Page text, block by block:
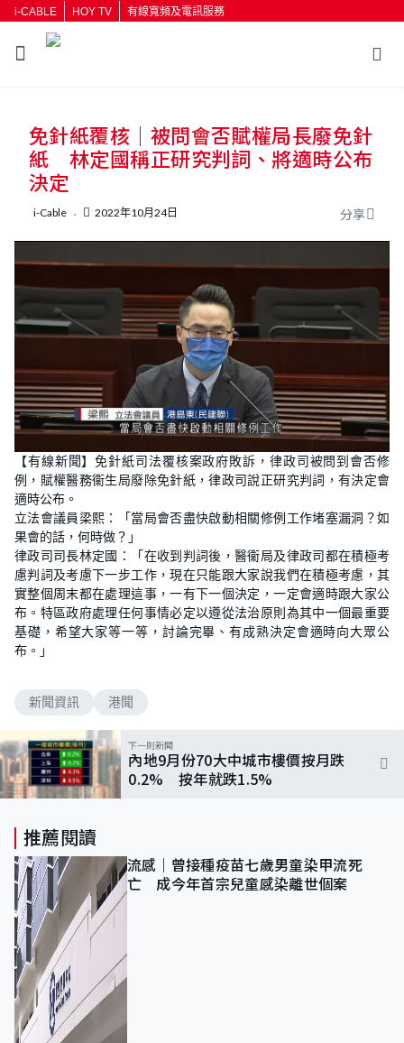
i-CABLE HOY TV 有線寬頻及電訊服務
免針紙覆核｜被問會否賦權局長廢免針
紙 林定國稱正研究判詞、將適時公布
決定
i-Cable 2022年10月24日 分享
【有線新聞】免針紙司法覆核案政府敗訴，律政司被問到會否修
例，賦權醫務衞生局廢除免針紙，律政司說正研究判詞，有決定會
適時公布。
立法會議員梁熙：「當局會否盡快啟動相關修例工作堵塞漏洞？如
果會的話，何時做？」
律政司司長林定國：「在收到判詞後，醫衞局及律政司都在積極考
慮判詞及考慮下一步工作，現在只能跟大家說我們在積極考慮，其
實整個周末都在處理這事，一有下一個決定，一定會適時跟大家公
布。特區政府處理任何事情必定以遵從法治原則為其中一個最重要
基礎，希望大家等一等，討論完畢、有成熟決定會適時向大眾公
布。」
新聞資訊 港聞
下一則新聞
內地9月份70大中城市樓價按月跌
0.2% 按年就跌1.5%
推薦閱讀
流感｜曾接種疫苗七歲男童染甲流死
亡 成今年首宗兒童感染離世個案